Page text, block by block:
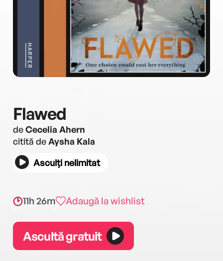
Flawed
deCecelia Ahern
citită deAysha Kala
Asculți nelimitat
11h 26m Adaugă la wishlist
Ascultă gratuit